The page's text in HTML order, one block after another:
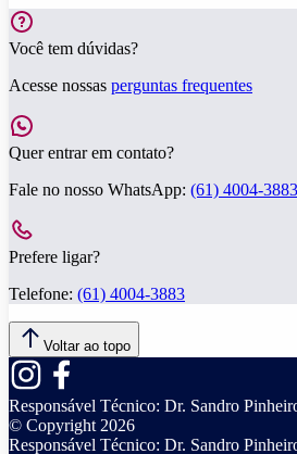
Você tem dúvidas?
Acesse nossas perguntas frequentes
Quer entrar em contato?
Fale no nosso WhatsApp: (61) 4004-3883
Prefere ligar?
Telefone: (61) 4004-3883
Voltar ao topo
Responsável Técnico: Dr. Sandro
© Copyright 2026
Responsável Técnico: Dr. Sandro